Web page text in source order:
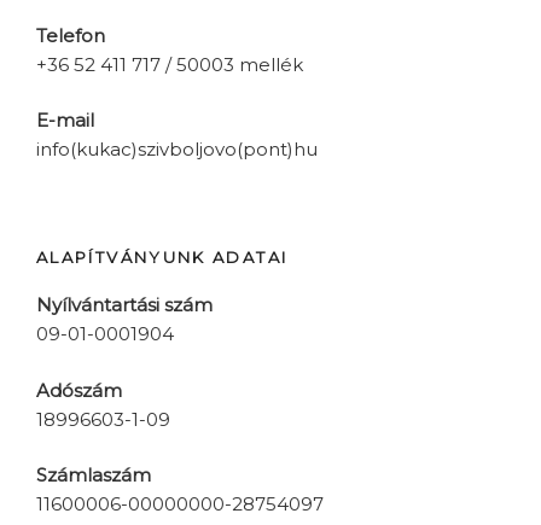
Telefon
+36 52 411 717 / 50003 mellék
E-mail
info(kukac)szivboljovo(pont)hu
ALAPÍTVÁNYUNK ADATAI
Nyílvántartási szám
09-01-0001904
Adószám
18996603-1-09
Számlaszám
11600006-00000000-28754097